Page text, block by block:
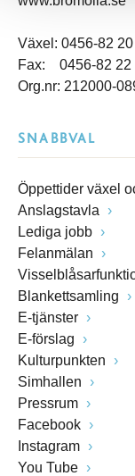
Växel: 0456-82
Fax: 0456-82 22
Org.nr: 212000-
SNABBVAL
Öppettider växel
Anslagstavla
Lediga jobb
Felanmälan
Blankettsamling
E-tjänster
E-förslag
Kulturpunkten
Simhallen
Pressrum
Facebook
Instagram
You Tube